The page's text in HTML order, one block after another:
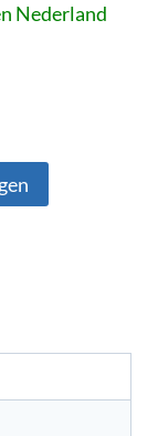
Nederland